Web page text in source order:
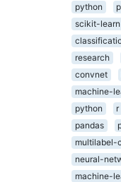
python
scikit-learn
research
convnet
machine-
python
r
pandas
multilabel-
neural-
machine-